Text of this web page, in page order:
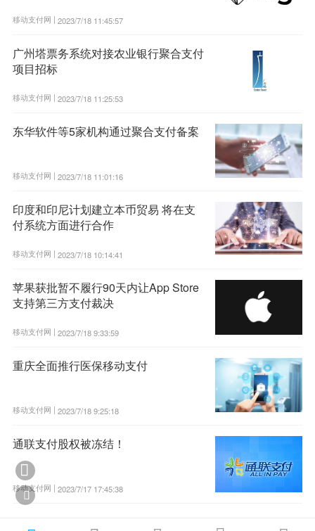
移动支付网 | 2023/7/18 11:45:57
广州塔票务系统对接农业银行聚合支付
项目招标
移动支付网 | 2023/7/18 11:25:53
东华软件等5家机构通过聚合支付备案
移动支付网 | 2023/7/18 11:01:16
印度和印尼计划建立本币贸易 将在支
付系统方面进行合作
移动支付网 | 2023/7/18 10:14:41
苹果获批暂不履行90天内让App Store
支持第三方支付裁决
移动支付网 | 2023/7/18 9:33:59
重庆全面推行医保移动支付
移动支付网 | 2023/7/18 9:25:18
通联支付股权被冻结！
移动支付网 | 2023/7/17 17:45:38

